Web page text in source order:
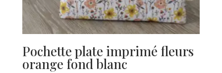
Pochette plate imprimé fleurs
orange fond blanc